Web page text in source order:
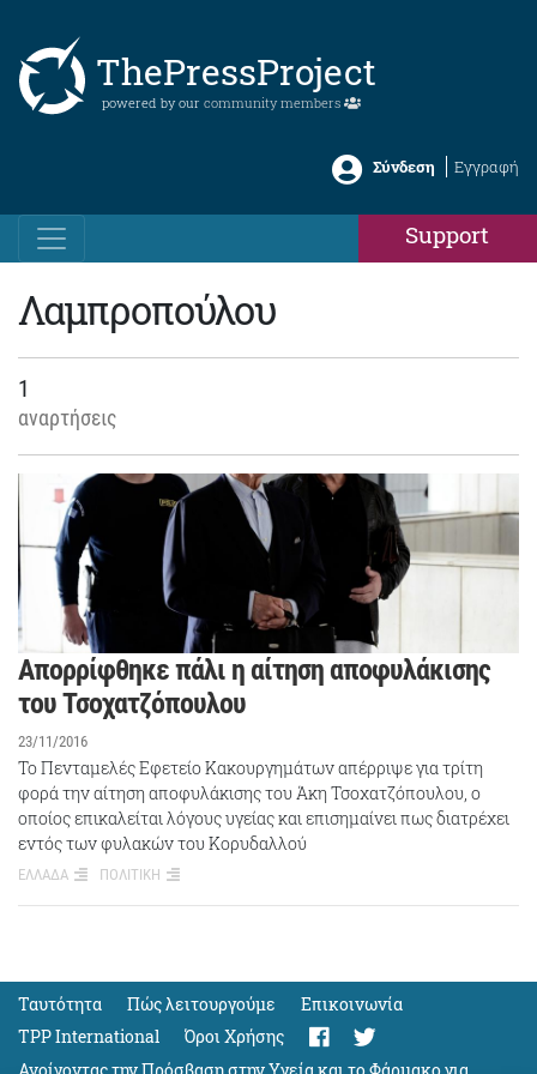
ThePressProject
powered by our community members
Σύνδεση Εγγραφή
Support
Λαμπροπούλου
1
αναρτήσεις
Απορρίφθηκε πάλι η αίτηση αποφυλάκισης
του Τσοχατζόπουλου
23/11/2016
Το Πενταμελές Εφετείο Κακουργημάτων απέρριψε για τρίτη
φορά την αίτηση αποφυλάκισης του Άκη Τσοχατζόπουλου, ο
οποίος επικαλείται λόγους υγείας και επισημαίνει πως διατρέχει
εντός των φυλακών του Κορυδαλλού
ΕΛΛΑΔΑ ΠΟΛΙΤΙΚΗ
Ταυτότητα Πώς λειτουργούμε
Eπικοινωνία
TPP International
Όροι Χρήσης